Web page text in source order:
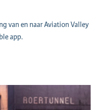
van en naar Aviation Valley
app.